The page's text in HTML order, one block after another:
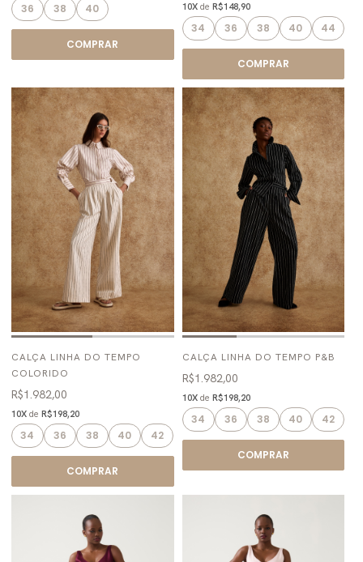
36 38 40
COMPRAR
10X de R$148,90
34 36 38 40 44
COMPRAR
CALÇA LINHA DO TEMPO
COLORIDO
R$1.982,00
10X de R$198,20
34 36 38 40 42
COMPRAR
CALÇA LINHA DO TEMPO P&B
R$1.982,00
10X de R$198,20
34 36 38 40 42
COMPRAR